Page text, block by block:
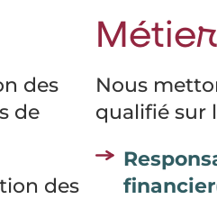
des
de
des
Nous
qualifié sur